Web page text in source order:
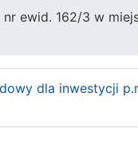
ewid. 162/3 w
dla inwestycji